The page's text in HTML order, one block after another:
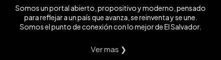
Somos un portal abierto, propositivo y moderno, pensado
para reflejar a un país que avanza, se reinventa y se une.
Somos el punto de conexión con lo mejor de El Salvador.
Ver mas ❯